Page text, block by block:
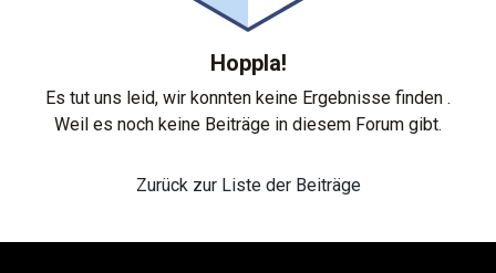
Hoppla!
Es tut uns leid, wir konnten keine Ergebnisse finden .
Weil es noch keine Beiträge in diesem Forum gibt.
Zurück zur Liste der Beiträge